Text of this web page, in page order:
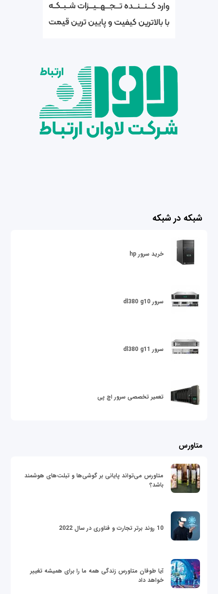
شبکه در شبکه
خرید سرور hp
سرور dl380 g10
سرور dl380 g11
تعمیر تخصصی سرور اچ پی
متاورس
متاورس می‌تواند پایانی بر گوشی‌ها و تبلت‌های هوشمند
باشد؟
10 روند برتر تجارت و فناوری در سال 2022
آیا طوفان متاورس زندگی همه ما را برای همیشه تغییر
خواهد داد